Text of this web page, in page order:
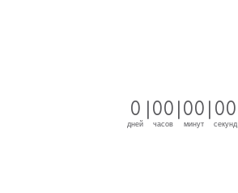
0
дней
00
часов
00
минут
00
секунд